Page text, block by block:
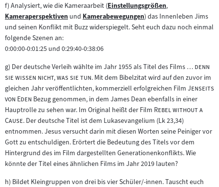
f) Analysiert, wie die Kameraarbeit (Zum
Inhalt:
Einstellungsgrößen,
Zum
Inhalt:
Kameraperspektiven und Zum
Inhalt:
Kamerabewegungen) das Innenleben Jims
und seinen Konflikt mit Buzz widerspiegelt. Seht euch dazu noch einmal
folgende Szenen an:
0:00:00-0:01:25 und 0:29:40-0:38:06
g) Der deutsche Verleih wählte im Jahr 1955 als Titel des Films "… denn
sie wissen nicht, was sie tun". Mit dem Bibelzitat wird auf den zuvor im
gleichen Jahr veröffentlichten, kommerziell erfolgreichen Film "
Jenseits
von Eden "Bezug genommen, in dem James Dean ebenfalls in einer
Hauptrolle zu sehen war. Im Original heißt der Film "Rebel without a
Cause". Der deutsche Titel ist dem Lukasevangelium (Lk 23,34)
entnommen. Jesus versucht darin mit diesen Worten seine Peiniger vor
Gott zu entschuldigen. Erörtert die Bedeutung des Titels vor dem
Hintergrund des im Film dargestellten Generationenkonflikts. Wie
könnte der Titel eines ähnlichen Films im Jahr 2019 lauten?
h) Bildet Kleingruppen von drei bis vier Schüler/-innen. Tauscht euch